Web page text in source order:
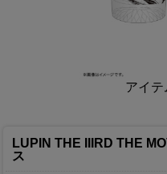
アイテ
LUPIN THE IIIRD THE
ス